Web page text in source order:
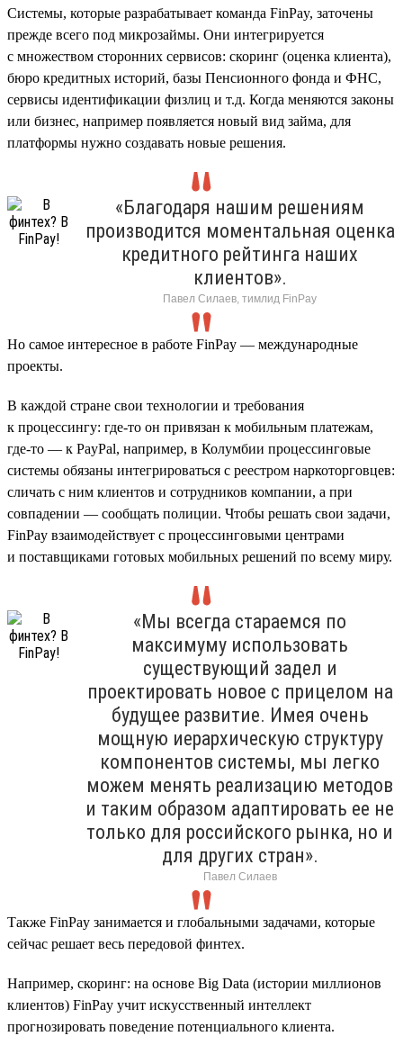
Cистемы, которые разрабатывает команда FinPay, заточены
прежде всего под микрозаймы. Они интегрируется
с множеством сторонних сервисов: скоринг (оценка клиента),
бюро кредитных историй, базы Пенсионного фонда и ФНС,
сервисы идентификации физлиц и т.д. Когда меняются законы
или бизнес, например появляется новый вид займа, для
платформы нужно создавать новые решения.
«Благодаря нашим решениям
производится моментальная оценка
кредитного рейтинга наших
клиентов».
Павел Силаев, тимлид FinPay
Но самое интересное в работе FinPay — международные
проекты.
В каждой стране свои технологии и требования
к процессингу: где-то он привязан к мобильным платежам,
где-то — к PayPal, например, в Колумбии процессинговые
системы обязаны интегрироваться с реестром наркоторговцев:
сличать с ним клиентов и сотрудников компании, а при
совпадении — сообщать полиции. Чтобы решать свои задачи,
FinPay взаимодействует с процессинговыми центрами
и поставщиками готовых мобильных решений по всему миру.
«Мы всегда стараемся по
максимуму использовать
существующий задел и
проектировать новое с прицелом на
будущее развитие. Имея очень
мощную иерархическую структуру
компонентов системы, мы легко
можем менять реализацию методов
и таким образом адаптировать ее не
только для российского рынка, но и
для других стран».
Павел Силаев
Также FinPay занимается и глобальными задачами, которые
сейчас решает весь передовой финтех.
Например, скоринг: на основе Big Data (истории миллионов
клиентов) FinPay учит искусственный интеллект
прогнозировать поведение потенциального клиента.